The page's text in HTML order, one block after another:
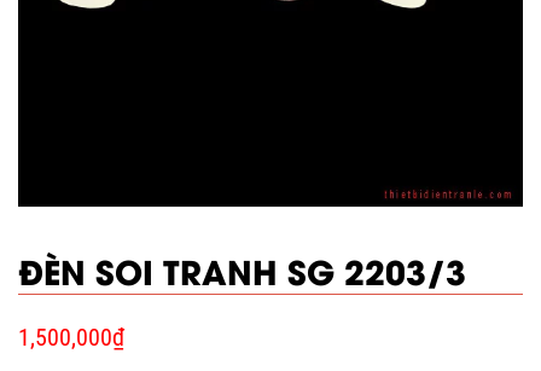
ĐÈN SOI TRANH SG 2203/3
1,500,000₫